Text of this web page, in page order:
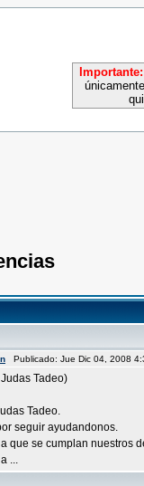
Importante:
Publicado: Jue Dic 04, 2008
Tadeo)
Tadeo.
seguir ayudandonos.
que se cumplan nuestros
...